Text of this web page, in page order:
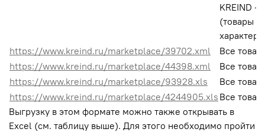
KREIND -
(товары с
https://www.kreind.ru/marketplace/39702.xml
Все
https://www.kreind.ru/marketplace/44398.xml
Все
https://www.kreind.ru/marketplace/93928.xls
Все
https://www.kreind.ru/marketplace/4244905.xls Все
Выгрузку в этом формате можно также открывать в
Excel (см. таблицу выше). Для этого необходимо пройти